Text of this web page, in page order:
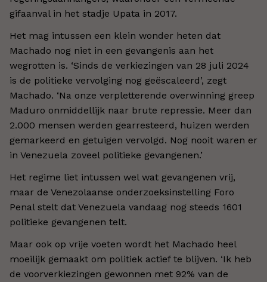
gifaanval in het stadje Upata in 2017.
Het mag intussen een klein wonder heten dat
Machado nog niet in een gevangenis aan het
wegrotten is. ‘Sinds de verkiezingen van 28 juli 2024
is de politieke vervolging nog geëscaleerd’, zegt
Machado. ‘Na onze verpletterende overwinning greep
Maduro onmiddellijk naar brute repressie. Meer dan
2.000 mensen werden gearresteerd, huizen werden
gemarkeerd en getuigen vervolgd. Nog nooit waren er
in Venezuela zoveel politieke gevangenen.’
Het regime liet intussen wel wat gevangenen vrij,
maar de Venezolaanse onderzoeksinstelling Foro
Penal stelt dat Venezuela vandaag nog steeds 1601
politieke gevangenen telt.
Maar ook op vrije voeten wordt het Machado heel
moeilijk gemaakt om politiek actief te blijven. ‘Ik heb
de voorverkiezingen gewonnen met 92% van de